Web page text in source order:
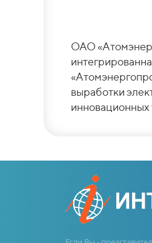
ОАО
выработки
инновационных